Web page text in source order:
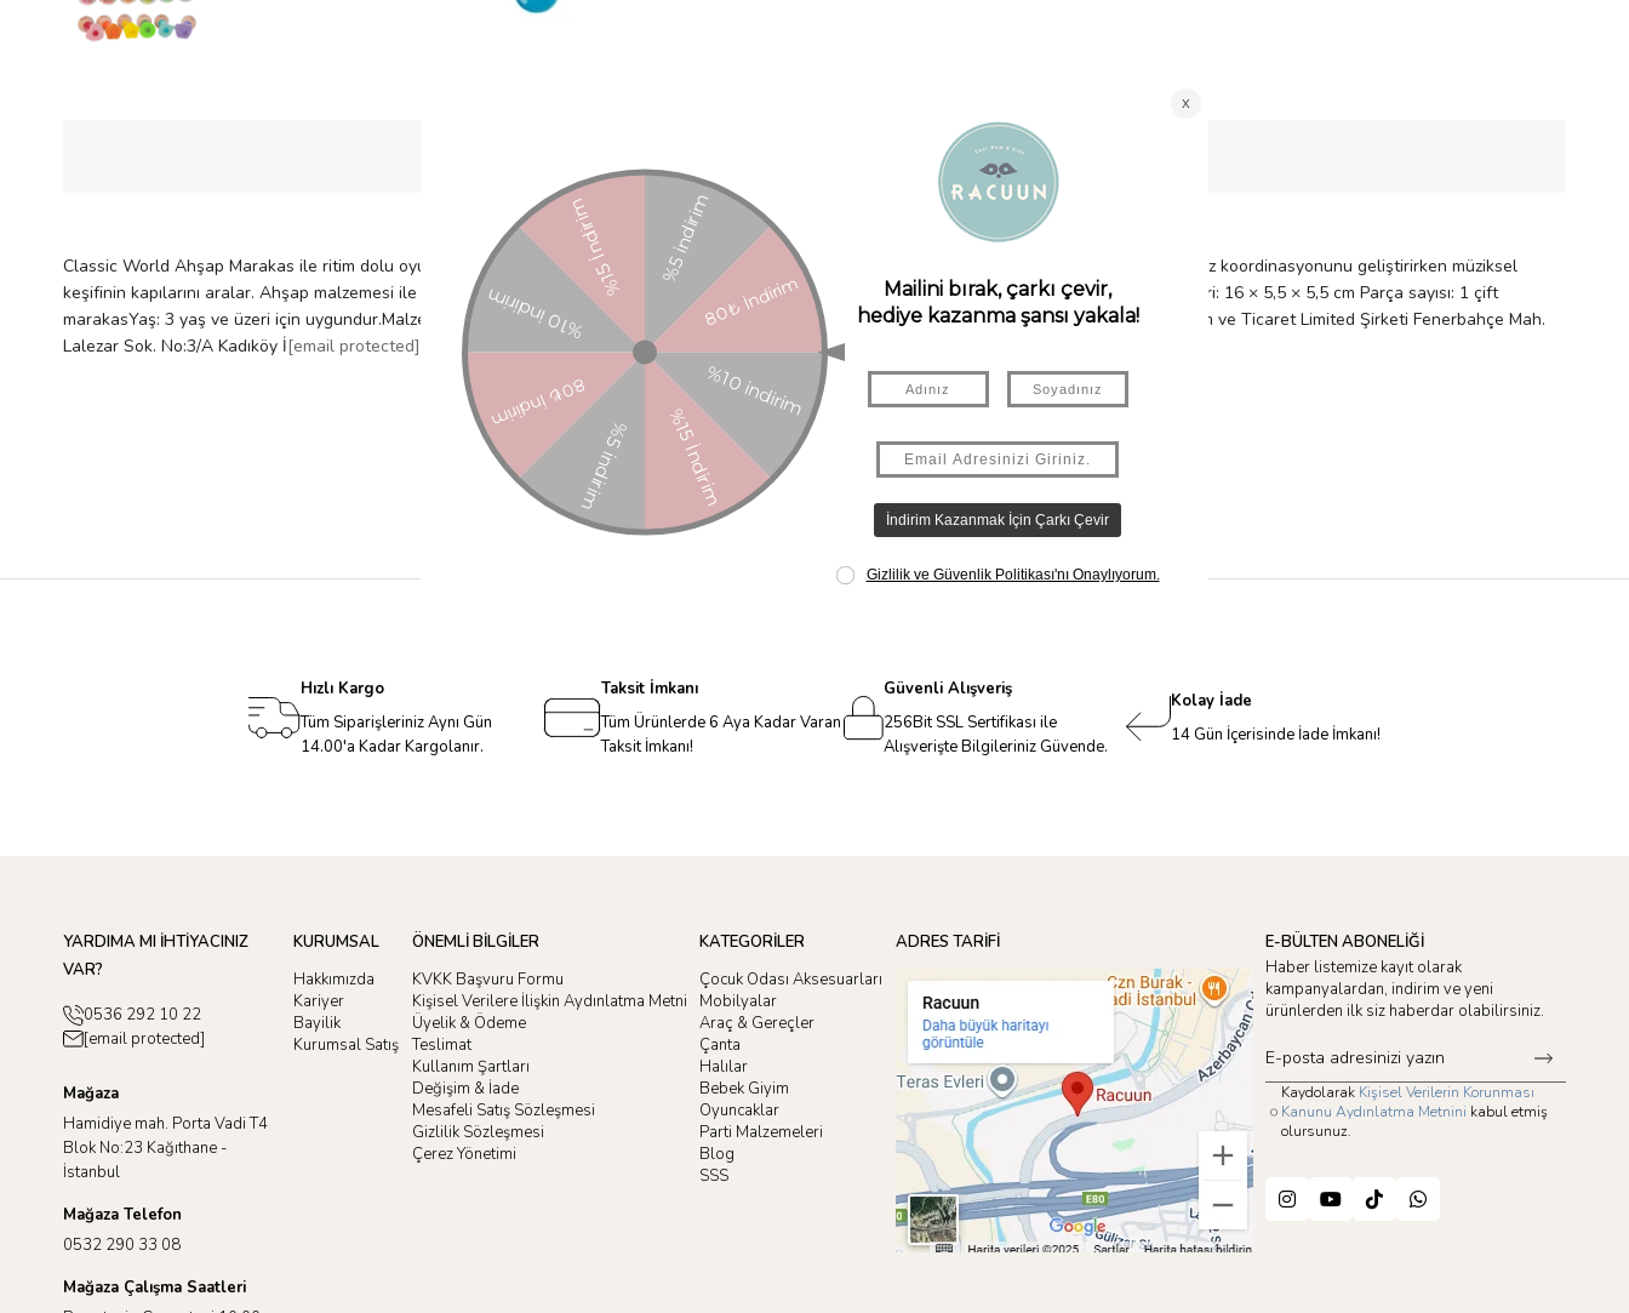
ÖDEME SEÇENEKLERIÜRÜN ÖNERILERI
Classic World Ahşap Marakas ile ritim dolu oyunlara hazırlanın. Renkli gökkuşağı tonlarında tasarımıyla dikkat çeken bu marakas, çocuğunuzun el-göz koordinasyonunu geliştirirken müziksel
keşifinin kapılarını aralar. Ahşap malzemesi ile hem sıcak hem güvenli bir dokunuş sunar. Oyuncak, 3 yaş ve üzeri çocuklar için uygundur. Ürün ölçüleri: 16 × 5,5 × 5,5 cm Parça sayısı: 1 çift
marakasYaş: 3 yaş ve üzeri için uygundur.Malzeme: Ahşap (100% FSC sertifikalı) Ritmi hisset, eğlenceye katıl! İthalatçı Firma Bilgileri: Petitmag İletişim ve Ticaret Limited Şirketi Fenerbahçe Mah.
Lalezar Sok. No:3/A Kadıköy İ[email protected] Menşei: ÇİN Uygunluk Sembolü: Ürün görselinde bulunuyor.
Hızlı Kargo
Tüm Siparişleriniz Aynı Gün
14.00'a Kadar Kargolanır.
Taksit İmkanı
Tüm Ürünlerde 6 Aya Kadar Varan
Taksit İmkanı!
Güvenli Alışveriş
256Bit SSL Sertifikası ile
Alışverişte Bilgileriniz Güvende.
Kolay İade
14 Gün İçerisinde İade İmkanı!
YARDIMA MI İHTİYACINIZ
VAR?
0536 292 10 22
[email protected]
Mağaza
Hamidiye mah. Porta Vadi T4
Blok No:23 Kağıthane -
İstanbul
Mağaza Telefon
0532 290 33 08
Mağaza Çalışma Saatleri
KURUMSAL
Hakkımızda
Kariyer
Bayilik
Kurumsal Satış
ÖNEMLİ BİLGİLER
KVKK Başvuru Formu
Kişisel Verilere İlişkin Aydınlatma Metni
Üyelik & Ödeme
Teslimat
Kullanım Şartları
Değişim & İade
Mesafeli Satış Sözleşmesi
Gizlilik Sözleşmesi
Çerez Yönetimi
KATEGORİLER
Çocuk Odası Aksesuarları
Mobilyalar
Araç & Gereçler
Çanta
Halılar
Bebek Giyim
Oyuncaklar
Parti Malzemeleri
Blog
SSS
ADRES TARİFİ
E-BÜLTEN ABONELİĞİ
Haber listemize kayıt olarak
kampanyalardan, indirim ve yeni
ürünlerden ilk siz haberdar olabilirsiniz.
Kaydolarak Kişisel Verilerin Korunması
Kanunu Aydınlatma Metnini kabul etmiş
olursunuz.